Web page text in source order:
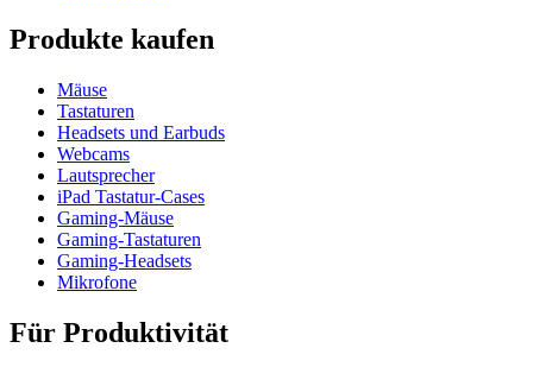
Produkte kaufen
Mäuse
Tastaturen
Headsets und Earbuds
Webcams
Lautsprecher
iPad Tastatur-Cases
Gaming-Mäuse
Gaming-Tastaturen
Gaming-Headsets
Mikrofone
Für Produktivität